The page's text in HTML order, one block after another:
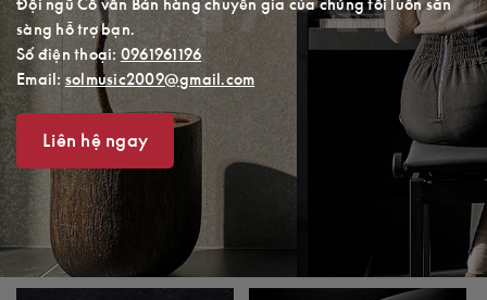
Đội ngũ Cố vấn Bán hàng chuyên gia của chúng tôi luôn sẵn
sàng hỗ trợ bạn.
Số điện thoại: 0961961196
Email: solmusic2009@gmail.com
Liên hệ ngay